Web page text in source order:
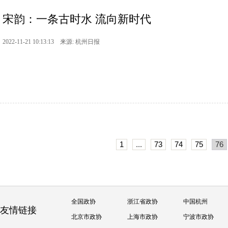
宋韵：一条古时水 流向新时代
2022-11-21 10:13:13 来源: 杭州日报
1 ... 73 74 75 76
友情链接
全国政协 浙江省政协 中国杭州
北京市政协 上海市政协 宁波市政协